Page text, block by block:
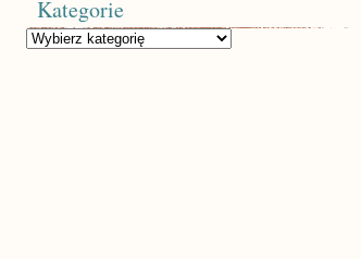
Kategorie
Kategorie